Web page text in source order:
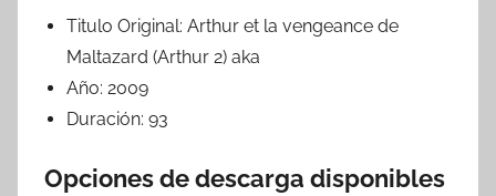
Titulo Original: Arthur et la vengeance de
Maltazard (Arthur 2) aka
Año: 2009
Duración: 93
Opciones de descarga disponibles